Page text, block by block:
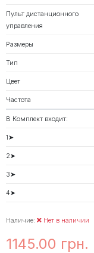
Пульт дистанционного
управления
Размеры
Тип
Цвет
Частота
В Комплект входит:
1➤
2➤
3➤
4➤
Наличие: Нет в наличии
1145.00 грн.